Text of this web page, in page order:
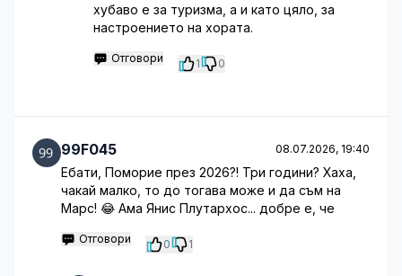
хубаво е за туризма, а и като цяло, за
настроението на хората.
Отговори 1 0
99F045 08.07.2026, 19:40
Ебати, Поморие през 2026?! Три години? Хаха,
чакай малко, то до тогава може и да съм на
Марс! 😂 Ама Янис Плутархос... добре е, че
Отговори 0 1